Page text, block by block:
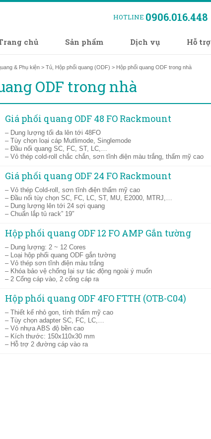
HOTLINE 0906.016.448
chủ Sản phẩm Dịch vụ Hỗ trợ
& Phụ kiện > Tủ, Hộp phối quang (ODF) > Hộp phối quang ODF trong nhà
ODF trong nhà
Giá phối quang ODF 48 FO Rackmount
– Dung lượng tối đa lên tới 48FO
– Tùy chọn loại cáp Mutlimode, Singlemode
– Đầu nối quang SC, FC, ST, LC,…
– Vỏ thép cold-roll chắc chắn, sơn tĩnh điện màu trắng, thẩm mỹ cao
Giá phối quang ODF 24 FO Rackmount
– Vỏ thép Cold-roll, sơn tĩnh điện thẩm mỹ cao
– Đầu nối tùy chọn SC, FC, LC, ST, MU, E2000, MTRJ,…
– Dung lượng lên tới 24 sợi quang
– Chuẩn lắp tủ rack” 19″
Hộp phối quang ODF 12 FO AMP Gắn tường
– Dung lượng: 2 ~ 12 Cores
– Loại hộp phối quang ODF gắn tường
– Vỏ thép sơn tĩnh điện màu trắng
– Khóa bảo vệ chống lại sự tác động ngoài ý muốn
– 2 Cổng cáp vào, 2 cổng cáp ra
Hộp phối quang ODF 4FO FTTH (OTB-C04)
– Thiết kế nhỏ gon, tính thẩm mỹ cao
– Tùy chọn adapter SC, FC, LC,…
– Vỏ nhựa ABS độ bền cao
– Kích thước: 150x110x30 mm
– Hỗ trợ 2 đường cáp vào ra